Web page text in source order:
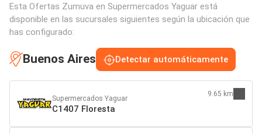
Esta Ofertas Zumuva en Supermercados Yaguar está
disponible en las sucursales siguientes según la ubicación que
has configurado:
Buenos Aires Detectar automáticamente
Supermercados Yaguar
C1407 Floresta
9.65 km